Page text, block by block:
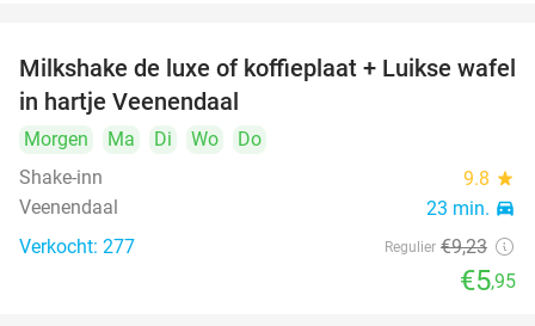
36%
Milkshake de luxe of koffieplaat + Luikse wafel
in hartje Veenendaal
Morgen Ma Di Wo
Do
Shake-inn
9.8 star
Veenendaal 23 min. directions_car
Verkocht: 277 Regulier €9,23
€5,95